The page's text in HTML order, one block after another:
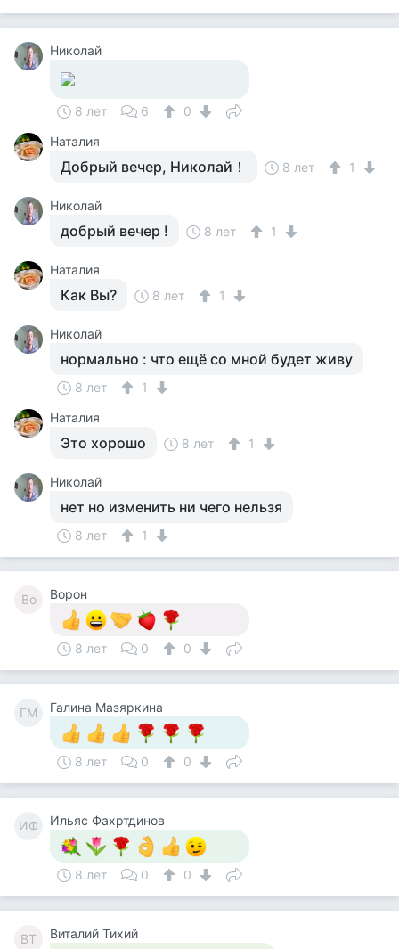
Николай
8 лет 6
0
Наталия
Добрый вечер, Николай！ 8 лет 1
Николай
добрый вечер ! 8 лет 1
Наталия
Как Вы? 8 лет 1
Николай
нормально : что ещё со мной будет живу
8 лет
1
Наталия
Это хорошо 8 лет 1
Николай
нет но изменить ни чего нельзя
8 лет 1
Во Ворон
8 лет 0 0
ГМ Галина Мазяркина
8 лет 0 0
ИФ Ильяс Фахртдинов
8 лет 0 0
ВТ Виталий Тихий